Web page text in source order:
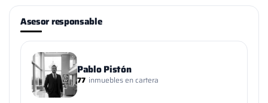
Asesor responsable
Pablo Pistón
77 inmuebles en cartera